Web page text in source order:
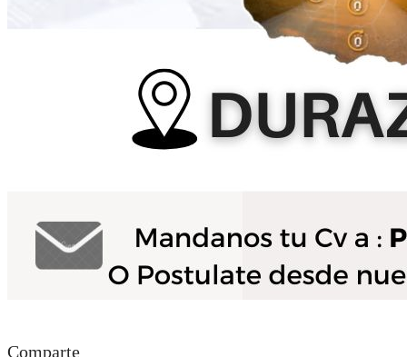
Comparte